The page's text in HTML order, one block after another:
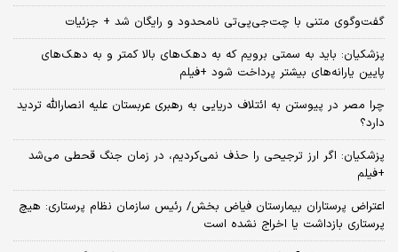
گفت‌وگوی متنی با چت‌جی‌پی‌تی نامحدود و رایگان شد + جزئیات
پزشکیان: باید به سمتی برویم که به دهک‌های بالا کمتر و به دهک‌های
پایین یارانه‌های بیشتر پرداخت شود +فیلم
چرا مصر در پیوستن به ائتلاف دریایی به رهبری عربستان علیه انصارالله تردید
دارد؟
پزشکیان: اگر ارز ترجیحی را حذف نمی‌کردیم، در زمان جنگ قحطی می‌شد
+فیلم
اعتراض پرستاران بیمارستان فیاض بخش/ رئیس سازمان نظام پرستاری: هیچ
پرستاری بازداشت یا اخراج نشده است